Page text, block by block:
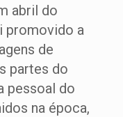
abril do
promovido a
de
partes do
pessoal do
na época,